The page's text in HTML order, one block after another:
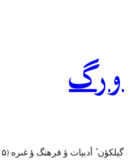
ورگ
گيلکؤن ٚ أدبیات ؤ فرهنگ ؤ غىره (۲۰۰۵ تايسه)